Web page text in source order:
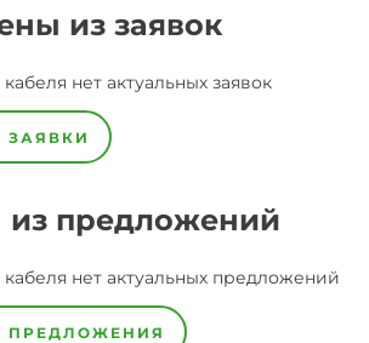
из заявок
кабеля нет актуальных заявок
ЗАЯВКИ
предложений
кабеля нет актуальных предложений
ПРЕДЛОЖЕНИЯ